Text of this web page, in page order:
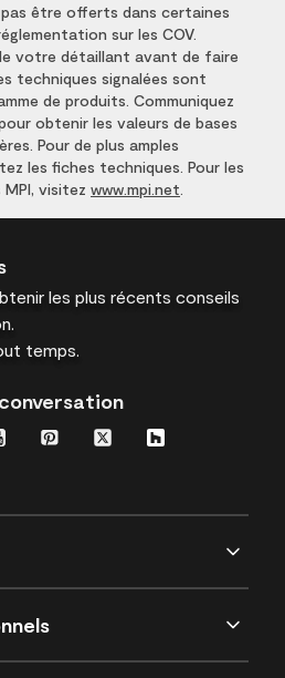
être offerts dans certaines
sur les COV.
votre détaillant avant de faire
techniques signalées sont
de produits. Communiquez
obtenir les valeurs de bases
Pour de plus amples
les fiches techniques. Pour les
visitez www.mpi.net
les plus récents conseils
temps.